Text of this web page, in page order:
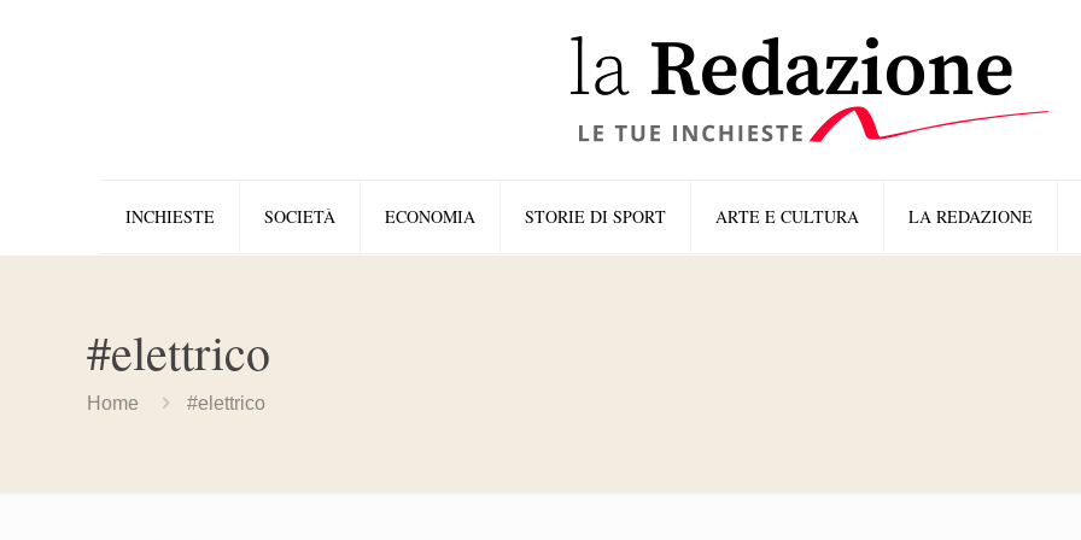
INCHIESTE SOCIETÀ ECONOMIA STORIE DI SPORT ARTE E CULTURA LA REDAZIONE
#elettrico
Home #elettrico